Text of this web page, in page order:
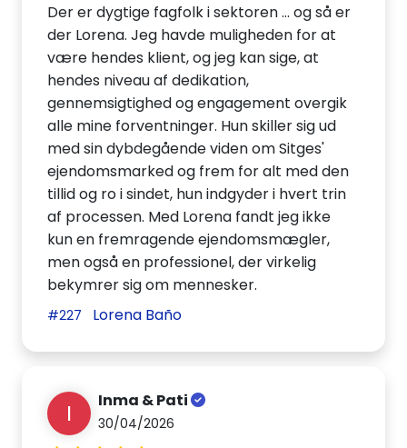
Der er dygtige fagfolk i sektoren ... og så er
der Lorena. Jeg havde muligheden for at
være hendes klient, og jeg kan sige, at
hendes niveau af dedikation,
gennemsigtighed og engagement overgik
alle mine forventninger. Hun skiller sig ud
med sin dybdegående viden om Sitges'
ejendomsmarked og frem for alt med den
tillid og ro i sindet, hun indgyder i hvert trin
af processen. Med Lorena fandt jeg ikke
kun en fremragende ejendomsmægler,
men også en professionel, der virkelig
bekymrer sig om mennesker.
#227 Lorena Baño
I Inma & Pati
30/04/2026